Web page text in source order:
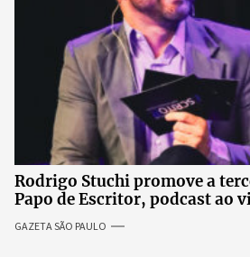
Rodrigo Stuchi promove a
Papo de Escritor, podcast ao
especialistas para discutir
prosperidade.
GAZETA SÃO PAULO